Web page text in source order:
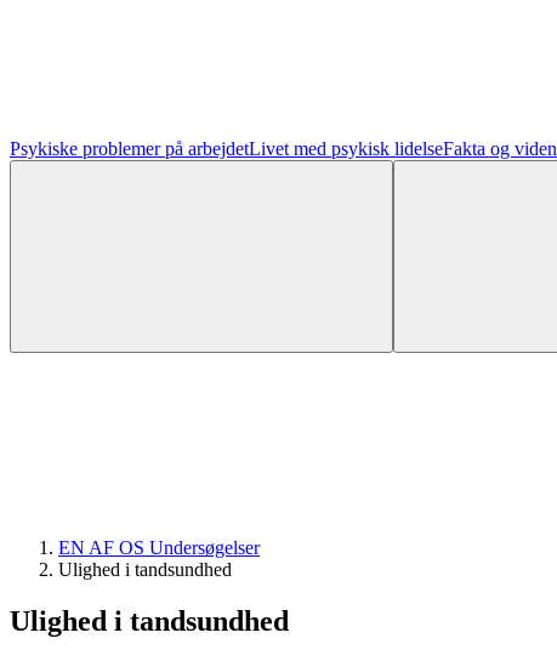
Psykiske problemer på arbejdetLivet med psykisk lidelseFakta og viden
EN AF OS Undersøgelser
Ulighed i tandsundhed
Ulighed i tandsundhed